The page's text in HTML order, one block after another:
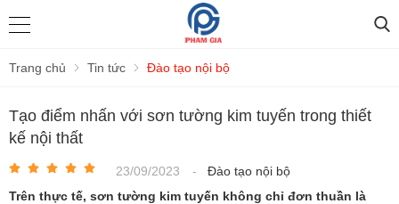
Trang chủ Tin tức Đào tạo nội bộ
Tạo điểm nhấn với sơn tường kim tuyến trong thiết
kế nội thất
23/09/2023 -
Đào tạo nội bộ
Trên thực tế, sơn tường kim tuyến không chỉ đơn thuần là